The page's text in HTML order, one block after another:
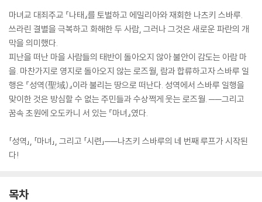
마녀교 대죄주교 『나태』를 토벌하고 에밀리아와 재회한 나츠키 스바루.
쓰라린 결별을 극복하고 화해한 두 사람, 그러나 그것은 새로운 파란의 개
막을 의미했다.
피난을 떠난 마을 사람들의 태반이 돌아오지 않아 불안이 감도는 아람 마
을. 마찬가지로 영지로 돌아오지 않는 로즈월, 람과 합류하고자 스바루 일
행은 『성역(聖域)』이라 불리는 땅으로 떠난다. 성역에서 스바루 일행을
맞이한 것은 방심할 수 없는 주민들과 수상쩍게 웃는 로즈월. ──그리고
꿈속 초원에 오도카니 서 있는 『마녀』였다.
「성역」, 「마녀」, 그리고 「시련」──나츠키 스바루의 네 번째 루프가 시작된
다!
목차